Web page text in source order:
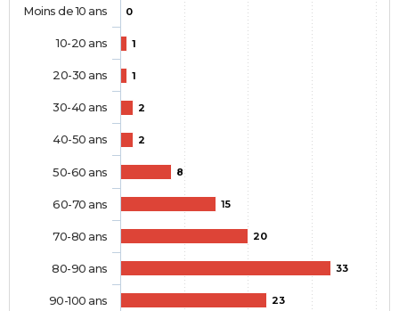
0
1
1
2
2
8
15
20
33
23
Moins de 10 ans
10-20 ans
20-30 ans
30-40 ans
40-50 ans
50-60 ans
60-70 ans
70-80 ans
80-90 ans
90-100 ans